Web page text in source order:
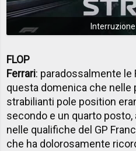
FLOP
Ferrari: paradossalmente le
questa domenica che nelle
strabilianti pole position
secondo e un quarto
nelle qualifiche del GP
che ha dolorosamente